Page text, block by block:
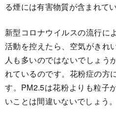
る煙には有害物質が含まれてい
新型コロナウイルスの流行に
活動を控えたら、空気がきれ
人も多いのではないでしょう
れているのです。花粉症の方
す。PM2.5は花粉よりも粒子
いことは間違いないでしょう。